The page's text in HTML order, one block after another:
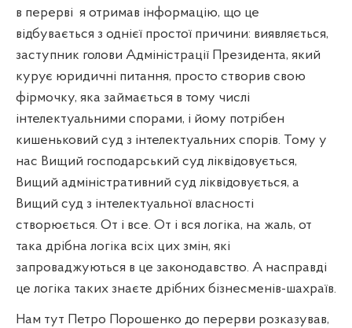
в перерві я отримав інформацію, що це
відбувається з однієї простої причини: виявляється,
заступник голови Адміністрації Президента, який
курує юридичні питання, просто створив свою
фірмочку, яка займається в тому числі
інтелектуальними спорами, і йому потрібен
кишеньковий суд з інтелектуальних спорів. Тому у
нас Вищий господарський суд ліквідовується,
Вищий адміністративний суд ліквідовується, а
Вищий суд з інтелектуальної власності
створюється. От і все. От і вся логіка, на жаль, от
така дрібна логіка всіх цих змін, які
запроваджуються в це законодавство. А насправді
це логіка таких знаєте дрібних бізнесменів-шахраїв.
Нам тут Петро Порошенко до перерви розказував,